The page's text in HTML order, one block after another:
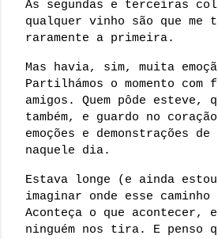
As segundas e terceiras
qualquer vinho são que me
raramente a primeira.
Mas havia, sim, muita
Partilhámos o momento com
amigos. Quem pôde esteve,
também, e guardo no
emoções e demonstrações
naquele dia.
Estava longe (e ainda
imaginar onde esse
Aconteça o que acontecer,
ninguém nos tira. E penso